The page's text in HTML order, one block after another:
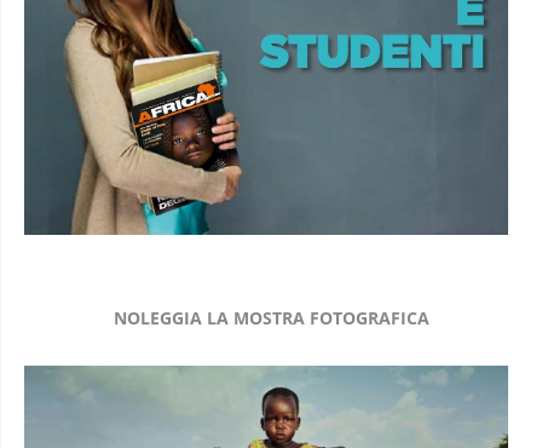
NOLEGGIA LA MOSTRA FOTOGRAFICA